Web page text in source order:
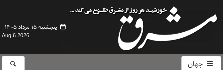
پنجشنبه ۱۵ مرداد ۱۴۰۵ -
Aug 6 2026
جهان